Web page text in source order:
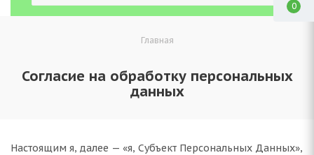
Главная
Согласие на обработку персональных
данных
Настоящим я, далее — «я, Субъект Персональных Данных»,
0